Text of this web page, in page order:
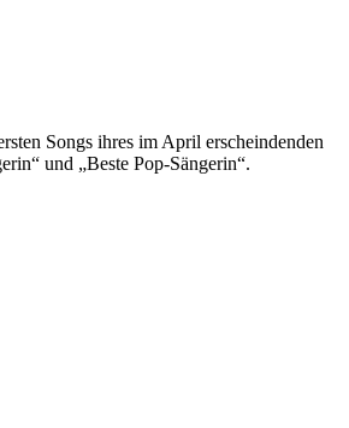
Songs ihres im April erscheindenden
und „Beste Pop-Sängerin“.